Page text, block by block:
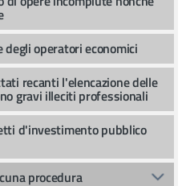
operatori economici
recanti l'elencazione delle
gravi illeciti professionali
d'investimento pubblico
procedura